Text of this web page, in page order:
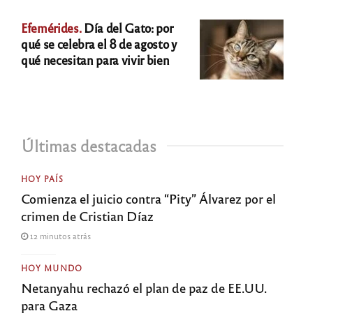
Efemérides.Día del Gato: por
qué se celebra el 8 de agosto y
qué necesitan para vivir bien
Últimas destacadas
HOY PAÍS
Comienza el juicio contra “Pity” Álvarez por el
crimen de Cristian Díaz
12 minutos atrás
HOY MUNDO
Netanyahu rechazó el plan de paz de EE.UU.
para Gaza